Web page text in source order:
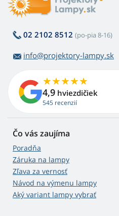
02 2102 8512 (po-pia 8-16)
info@projektory-lampy.sk
4,9 hviezdičiek
545 recenzií
Čo vás zaujíma
Poradňa
Záruka na lampy
Zľava za vernosť
Návod na výmenu lampy
Aký variant lampy vybrať